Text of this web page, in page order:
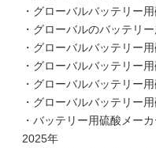
・グローバルバッテリー
・グローバルのバッテリ
・グローバルバッテリー
・グローバルバッテリー
・グローバルバッテリー
・グローバルバッテリー
・バッテリー用硫酸メー
2025年